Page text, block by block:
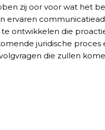
zij oor voor wat het
ervaren
ontwikkelen die
juridische proces
die zullen